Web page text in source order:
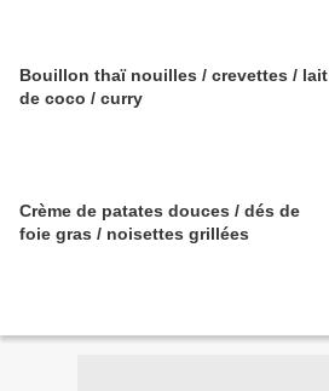
Bouillon thaï nouilles / crevettes / lait
de coco / curry
Crème de patates douces / dés de
foie gras / noisettes grillées